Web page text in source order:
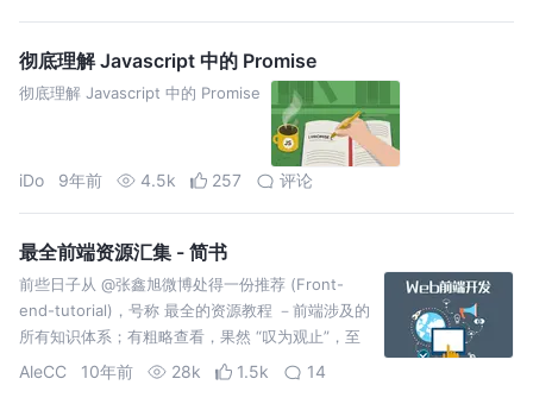
彻底理解 Javascript 中的 Promise
彻底理解 Javascript 中的 Promise
iDo 9年前 4.5k 257 评论
最全前端资源汇集 - 简书
前些日子从 @张鑫旭微博处得一份推荐 (Front-
end-tutorial)，号称 最全的资源教程 －前端涉及的
所有知识体系；有粗略查看，果然 “叹为观止”，至
少比想象中涉猎丰富许多；果断有 Fork 了来：
AleCC 10年前 28k 1.5k 14